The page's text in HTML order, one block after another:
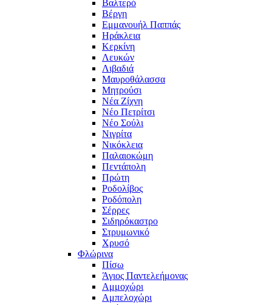
Βαλτερό
Βέργη
Εμμανουήλ Παππάς
Ηράκλεια
Κερκίνη
Λευκών
Λιβαδιά
Μαυροθάλασσα
Μητρούσι
Νέα Ζίχνη
Νέο Πετρίτσι
Νέο Σούλι
Νιγρίτα
Νικόκλεια
Παλαιοκώμη
Πεντάπολη
Πρώτη
Ροδολίβος
Ροδόπολη
Σέρρες
Σιδηρόκαστρο
Στρυμωνικό
Χρυσό
Φλώρινα
Πίσω
Άγιος Παντελεήμονας
Αμμοχώρι
Αμπελοχώρι